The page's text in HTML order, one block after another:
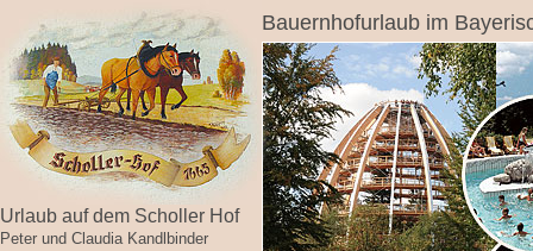
Urlaub auf dem Scholler Hof
Peter und Claudia Kandlbinder
Bauernhofurlaub im